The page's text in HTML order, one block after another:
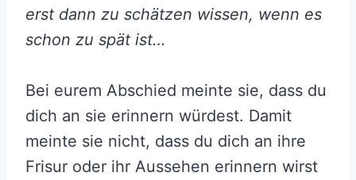
erst dann zu schätzen wissen, wenn es
schon zu spät ist…
Bei eurem Abschied meinte sie, dass du
dich an sie erinnern würdest. Damit
meinte sie nicht, dass du dich an ihre
Frisur oder ihr Aussehen erinnern wirst